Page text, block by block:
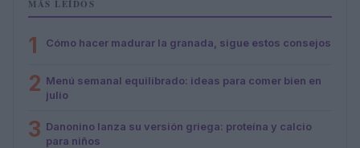
MÁS LEÍDOS
1 Cómo hacer madurar la granada, sigue estos consejos
2 Menú semanal equilibrado: ideas para comer bien en
julio
3 Danonino lanza su versión griega: proteína y calcio
para niños